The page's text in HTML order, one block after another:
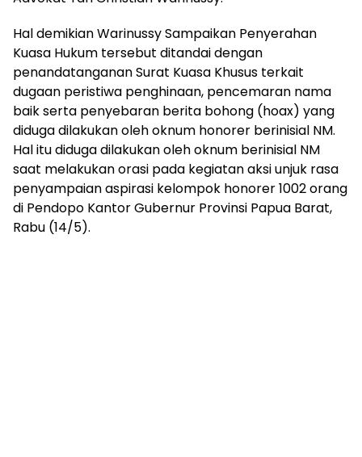
Hal demikian Warinussy Sampaikan Penyerahan
Kuasa Hukum tersebut ditandai dengan
penandatanganan Surat Kuasa Khusus terkait
dugaan peristiwa penghinaan, pencemaran nama
baik serta penyebaran berita bohong (hoax) yang
diduga dilakukan oleh oknum honorer berinisial NM.
Hal itu diduga dilakukan oleh oknum berinisial NM
saat melakukan orasi pada kegiatan aksi unjuk rasa
penyampaian aspirasi kelompok honorer 1002 orang
di Pendopo Kantor Gubernur Provinsi Papua Barat,
Rabu (14/5).